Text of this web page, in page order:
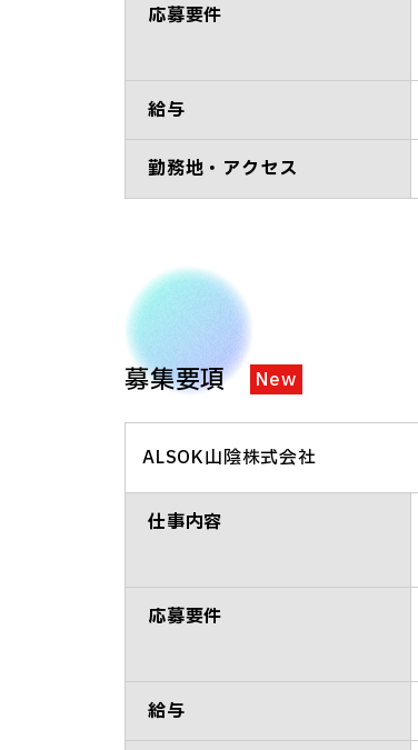
応募要件
給与
勤務地・アクセス
募集要項 New
ALSOK山陰株式会社
仕事内容
応募要件
給与